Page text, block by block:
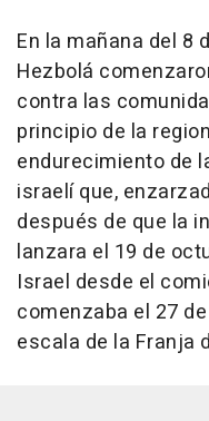
En la mañana del 8
Hezbolá
contra las
principio de la
endurecimiento de
israelí que,
después de que la
lanzara el 19 de
Israel desde el
comenzaba el 27
escala de la Franja